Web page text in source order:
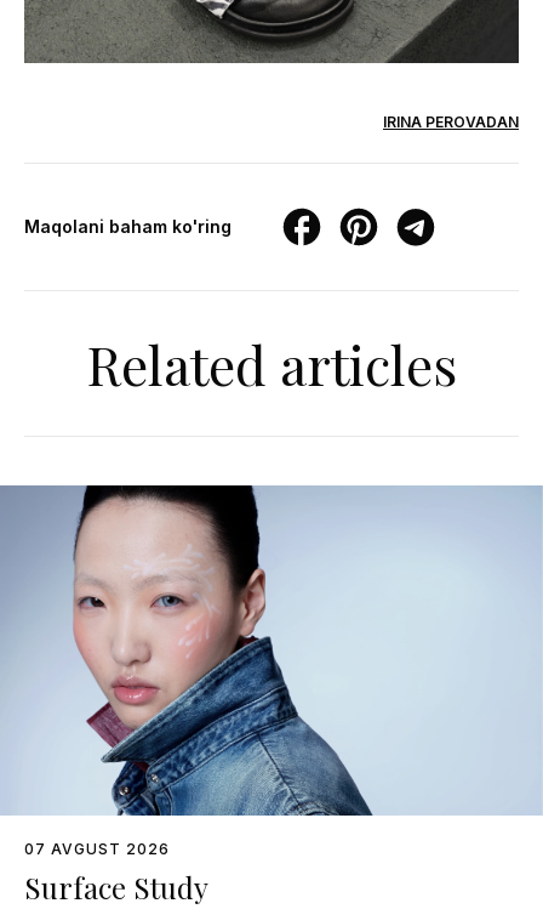
IRINA PEROVADAN
Maqolani baham ko'ring
Related articles
07 AVGUST 2026
Surface Study